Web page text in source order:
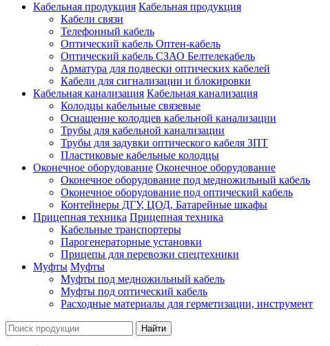
Кабельная продукция Кабельная продукция
Кабели связи
Телефонный кабель
Оптический кабель Оптен-кабель
Оптический кабель СЗАО Белтелекабель
Арматура для подвески оптических кабелей
Кабели для сигнализации и блокировки
Кабельная канализация Кабельная канализация
Колодцы кабельные связевые
Оснащение колодцев кабельной канализации
Трубы для кабельной канализации
Трубы для задувки оптического кабеля ЗПТ
Пластиковые кабельные колодцы
Оконечное оборудование Оконечное оборудование
Оконечное оборудование под медножильный кабель
Оконечное оборудование под оптический кабель
Контейнеры ДГУ, ЦОД, Батарейные шкафы
Прицепная техника Прицепная техника
Кабельные транспортеры
Парогенераторные установки
Прицепы для перевозки спецтехники
Муфты Муфты
Муфты под медножильный кабель
Муфты под оптический кабель
Расходные материалы для герметизации, инструмент